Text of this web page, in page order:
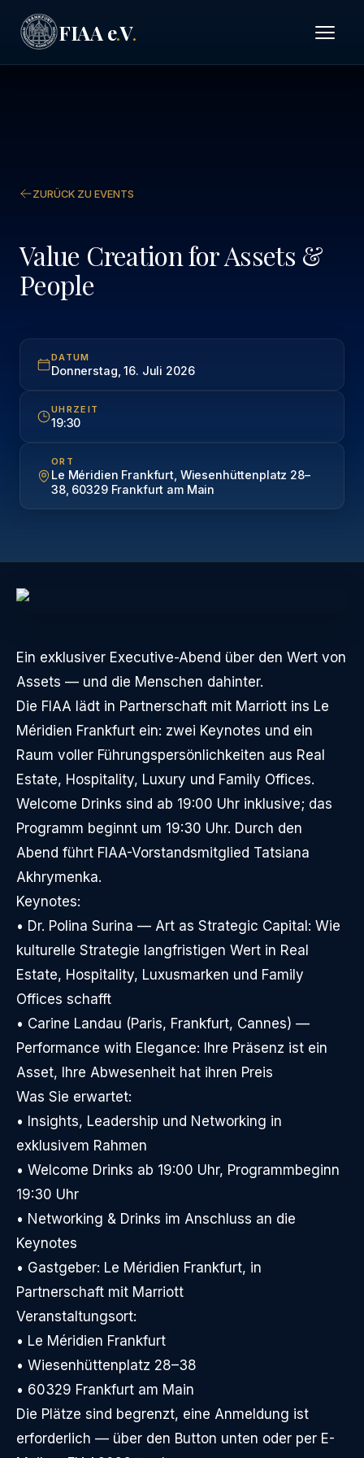
FIAA e.V.
ZURÜCK ZU EVENTS
Value Creation for Assets &
People
DATUM
Donnerstag, 16. Juli 2026
UHRZEIT
19:30
ORT
Le Méridien Frankfurt, Wiesenhüttenplatz 28–
38, 60329 Frankfurt am Main
Ein exklusiver Executive-Abend über den Wert von
Assets — und die Menschen dahinter.
Die FIAA lädt in Partnerschaft mit Marriott ins Le
Méridien Frankfurt ein: zwei Keynotes und ein
Raum voller Führungspersönlichkeiten aus Real
Estate, Hospitality, Luxury und Family Offices.
Welcome Drinks sind ab 19:00 Uhr inklusive; das
Programm beginnt um 19:30 Uhr. Durch den
Abend führt FIAA-Vorstandsmitglied Tatsiana
Akhrymenka.
Keynotes:
• Dr. Polina Surina — Art as Strategic Capital: Wie
kulturelle Strategie langfristigen Wert in Real
Estate, Hospitality, Luxusmarken und Family
Offices schafft
• Carine Landau (Paris, Frankfurt, Cannes) —
Performance with Elegance: Ihre Präsenz ist ein
Asset, Ihre Abwesenheit hat ihren Preis
Was Sie erwartet:
• Insights, Leadership und Networking in
exklusivem Rahmen
• Welcome Drinks ab 19:00 Uhr, Programmbeginn
19:30 Uhr
• Networking & Drinks im Anschluss an die
Keynotes
• Gastgeber: Le Méridien Frankfurt, in
Partnerschaft mit Marriott
Veranstaltungsort:
• Le Méridien Frankfurt
• Wiesenhüttenplatz 28–38
• 60329 Frankfurt am Main
Die Plätze sind begrenzt, eine Anmeldung ist
erforderlich — über den Button unten oder per E-